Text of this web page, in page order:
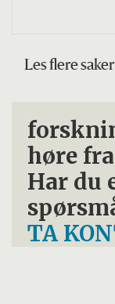
Les flere
høre
Har du
TA